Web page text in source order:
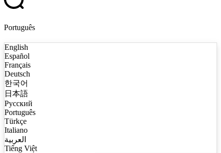
Português
English
Español
Français
Deutsch
한국어
日本語
Русский
Português
Türkçe
Italiano
العربية
Tiếng Việt